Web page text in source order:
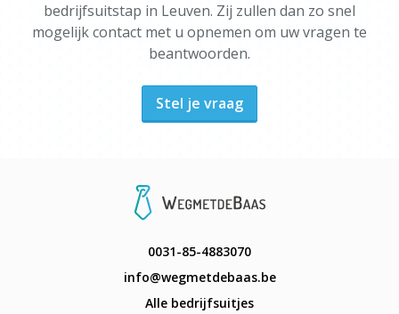
bedrijfsuitstap in Leuven. Zij zullen dan zo snel
mogelijk contact met u opnemen om uw vragen te
beantwoorden.
Stel je vraag
0031-85-4883070
info@wegmetdebaas.be
Alle bedrijfsuitjes